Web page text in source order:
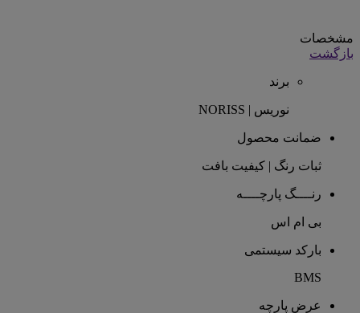
مشخصات
بازگشت
برند
نوریس | NORISS
ضمانت محصول
ثبات رنگ | کیفیت بافت
رنــــگ پارچــــه
بی ام اس
بارکد سیستمی
BMS
عرض پارچه